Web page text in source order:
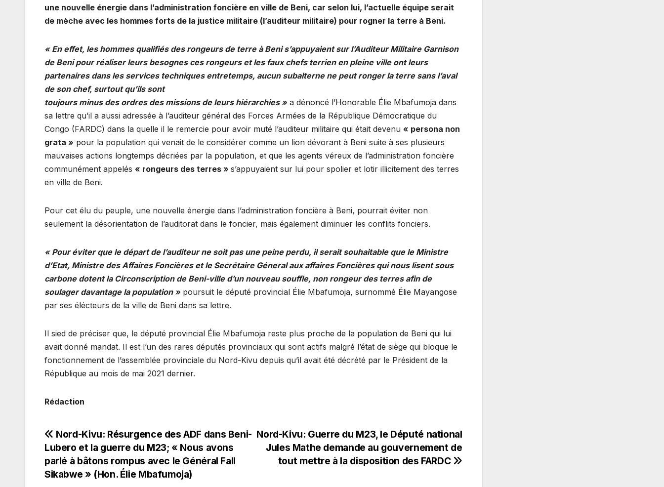
une nouvelle énergie dans l’administration foncière en ville de Beni, car selon lui, l’actuelle équipe serait
de mèche avec les hommes forts de la justice militaire (l’auditeur militaire) pour rogner la terre à Beni.
« En effet, les hommes qualifiés des rongeurs de terre à Beni s’appuyaient sur l’Auditeur Militaire Garnison
de Beni pour réaliser Ieurs besognes ces rongeurs et les faux chefs terrien en pleine ville ont leurs
partenaires dans les services techniques entretemps, aucun subalterne ne peut ronger la terre sans l’aval
de son chef, surtout qu’ils sont
toujours minus des ordres des missions de leurs hiérarchies » a dénoncé l’Honorable Élie Mbafumoja dans
sa lettre qu’il a aussi adressée à l’auditeur général des Forces Armées de la République Démocratique du
Congo (FARDC) dans la quelle il le remercie pour avoir muté l’auditeur militaire qui était devenu « persona non
grata » pour la population qui venait de le considérer comme un lion dévorant à Beni suite à ses plusieurs
mauvaises actions longtemps décriées par la population, et que les agents véreux de l’administration foncière
communément appelés « rongeurs des terres » s’appuyaient sur lui pour spolier et lotir illicitement des terres
en ville de Beni.
Pour cet élu du peuple, une nouvelle énergie dans l’administration foncière à Beni, pourrait éviter non
seulement la désorientation de l’auditorat dans le foncier, mais également diminuer les conflits fonciers.
« Pour éviter que le départ de l’auditeur ne soit pas une peine perdu, il serait souhaitable que le Ministre
d’Etat, Ministre des Affaires Foncières et le Secrétaire Géneral aux affaires Foncières qui nous lisent sous
carbone dotent la Circonscription de Beni-ville d’un nouveau souffle, non rongeur des terres afin de
soulager davantage la population » poursuit le député provincial Élie Mbafumoja, surnommé Élie Mayangose
par ses élécteurs de la ville de Beni dans sa lettre.
Il sied de préciser que, le député provincial Élie Mbafumoja reste plus proche de la population de Beni qui lui
avait donné mandat. Il est l’un des rares députés provinciaux qui sont actifs malgré l’état de siège qui bloque le
fonctionnement de l’assemblée provinciale du Nord-Kivu depuis qu’il avait été décrété par le Président de la
République au mois de mai 2021 dernier.
Rédaction
Navigation
de
l’article
Nord-Kivu: Guerre du M23, le Député national
Jules Mathe demande au gouvernement de
tout mettre à la disposition des FARDC
Nord-Kivu: Résurgence des ADF dans Beni-
Lubero et la guerre du M23; « Nous avons
parlé à bâtons rompus avec le Général Fall
Sikabwe » (Hon. Élie Mbafumoja)